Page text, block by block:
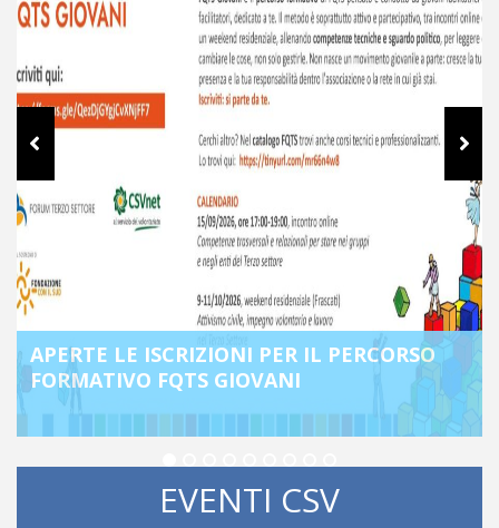
CHIUSURA ESTIVA DEGLI
DEI DUE MARI – ETS
EVENTI CSV